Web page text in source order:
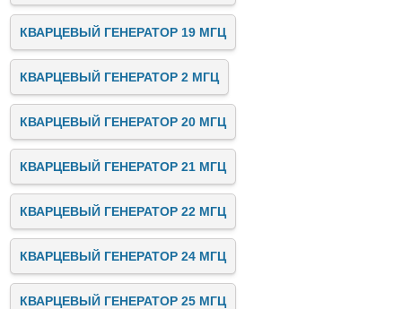
КВАРЦЕВЫЙ ГЕНЕРАТОР 19 МГЦ
КВАРЦЕВЫЙ ГЕНЕРАТОР 2 МГЦ
КВАРЦЕВЫЙ ГЕНЕРАТОР 20 МГЦ
КВАРЦЕВЫЙ ГЕНЕРАТОР 21 МГЦ
КВАРЦЕВЫЙ ГЕНЕРАТОР 22 МГЦ
КВАРЦЕВЫЙ ГЕНЕРАТОР 24 МГЦ
КВАРЦЕВЫЙ ГЕНЕРАТОР 25 МГЦ